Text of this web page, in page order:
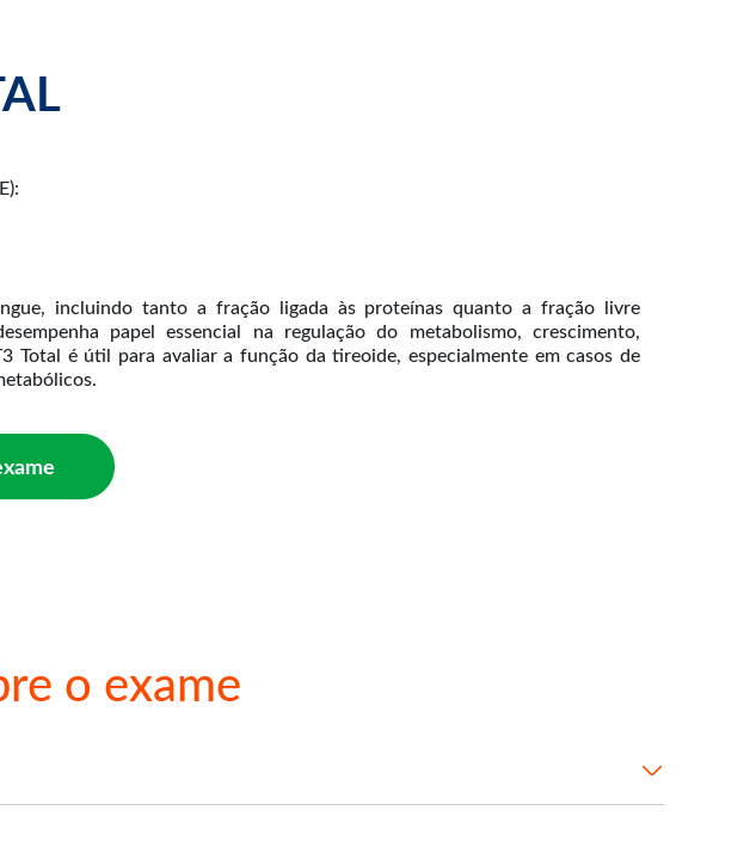
incluindo tanto a fração ligada às proteínas quanto a fração livre
papel essencial na regulação do metabolismo, crescimento,
Total é útil para avaliar a função da tireoide, especialmente em casos de
o exame